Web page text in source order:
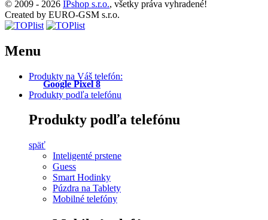
© 2009 - 2026 IPshop s.r.o., všetky práva vyhradené!
Created by EURO-GSM s.r.o.
Menu
Produkty na Váš telefón:
Google Pixel 8
Produkty podľa telefónu
Produkty podľa telefónu
späť
Inteligenté prstene
Guess
Smart Hodinky
Púzdra na Tablety
Mobilné telefóny